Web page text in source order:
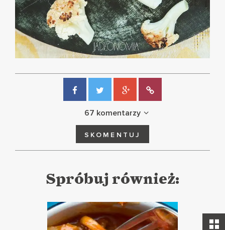
67 komentarzy
SKOMENTUJ
Spróbuj również: